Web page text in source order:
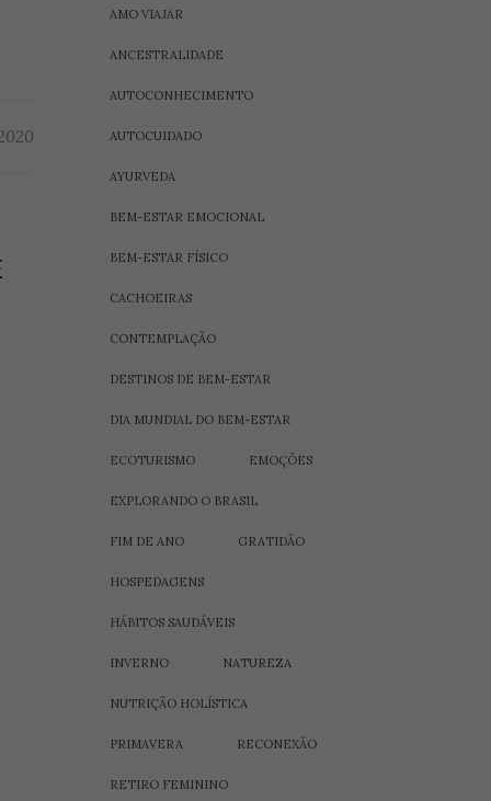
AMO VIAJAR
ANCESTRALIDADE
AUTOCONHECIMENTO
AUTOCUIDADO
AYURVEDA
BEM-ESTAR EMOCIONAL
BEM-ESTAR FÍSICO
CACHOEIRAS
CONTEMPLAÇÃO
DESTINOS DE BEM-ESTAR
DIA MUNDIAL DO BEM-ESTAR
ECOTURISMO EMOÇÕES
EXPLORANDO O BRASIL
FIM DE ANO GRATIDÃO
HOSPEDAGENS
HÁBITOS SAUDÁVEIS
INVERNO NATUREZA
NUTRIÇÃO HOLÍSTICA
PRIMAVERA RECONEXÃO
RETIRO FEMININO